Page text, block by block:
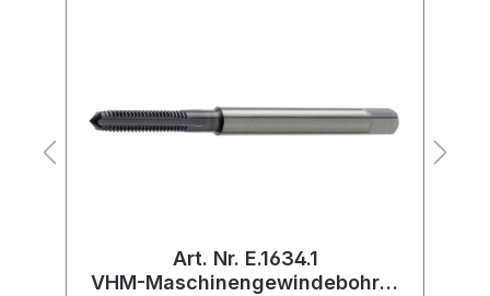
Art. Nr. E.1634.1
VHM-Maschinengewindebohrer